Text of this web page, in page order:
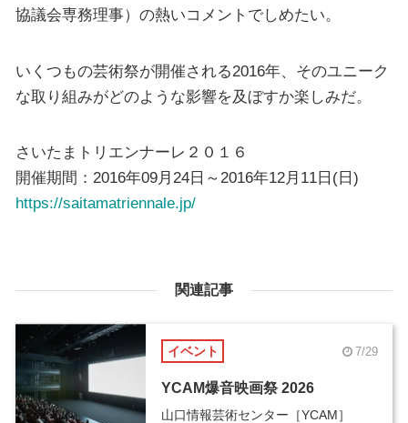
協議会専務理事）の熱いコメントでしめたい。
いくつもの芸術祭が開催される2016年、そのユニーク
な取り組みがどのような影響を及ぼすか楽しみだ。
さいたまトリエンナーレ２０１６
開催期間：2016年09月24日～2016年12月11日(日)
https://saitamatriennale.jp/
関連記事
イベント 7/29
YCAM爆音映画祭 2026
山口情報芸術センター［YCAM］